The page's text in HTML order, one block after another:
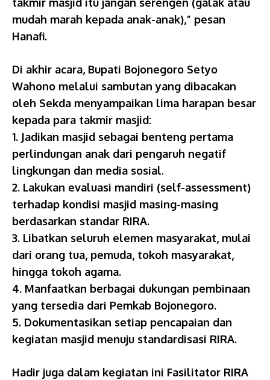
mudah marah kepada anak-anak),” pesan
Hanafi.
Di akhir acara, Bupati Bojonegoro Setyo
Wahono melalui sambutan yang dibacakan
oleh Sekda menyampaikan lima harapan besar
kepada para takmir masjid:
1. Jadikan masjid sebagai benteng pertama
perlindungan anak dari pengaruh negatif
lingkungan dan media sosial.
2. Lakukan evaluasi mandiri (self-assessment)
terhadap kondisi masjid masing-masing
berdasarkan standar RIRA.
3. Libatkan seluruh elemen masyarakat, mulai
dari orang tua, pemuda, tokoh masyarakat,
hingga tokoh agama.
4. Manfaatkan berbagai dukungan pembinaan
yang tersedia dari Pemkab Bojonegoro.
5. Dokumentasikan setiap pencapaian dan
kegiatan masjid menuju standardisasi RIRA.
Hadir juga dalam kegiatan ini Fasilitator RIRA